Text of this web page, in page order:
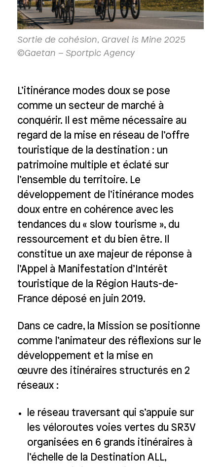
Sortie de cohésion, Gravel is Mine 2025
©Gaetan – Sportpic Agency
L’itinérance modes doux se pose
comme un secteur de marché à
conquérir. Il est même nécessaire au
regard de la mise en réseau de l’offre
touristique de la destination : un
patrimoine multiple et éclaté sur
l’ensemble du territoire. Le
développement de l’itinérance modes
doux entre en cohérence avec les
tendances du « slow tourisme », du
ressourcement et du bien être. Il
constitue un axe majeur de réponse à
l’Appel à Manifestation d’Intérêt
touristique de la Région Hauts-de-
France déposé en juin 2019.
Dans ce cadre, la Mission se positionne
comme l’animateur des réflexions sur le
développement et la mise en
œuvre des itinéraires structurés en 2
réseaux :
le réseau traversant qui s’appuie sur
les véloroutes voies vertes du SR3V
organisées en 6 grands itinéraires à
l’échelle de la Destination ALL,